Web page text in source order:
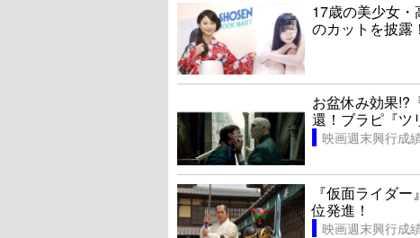
17歳の美少女
のカットを披露！
お盆休み効果!?
還！ブラピ『ツ
映画週末興行成
『仮面ライダ
位発進！
映画週末興行成